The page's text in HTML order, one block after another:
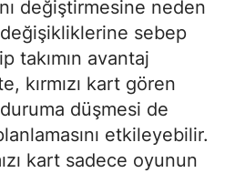
değiştirmesine neden
sebep
takımın avantaj
kırmızı kart gören
düşmesi de
etkileyebilir.
kart sadece oyunun